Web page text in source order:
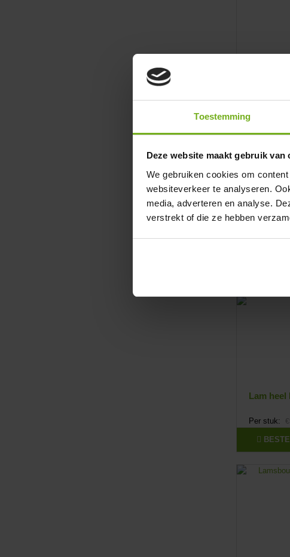
Toestemming
Deze website maakt gebruik van
We gebruiken cookies om
websiteverkeer te analyseren.
media, adverteren en analyse.
verstrekt of die ze hebben
Lam heel
Per stuk: